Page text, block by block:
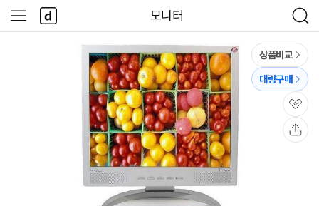
모니터
검
색
사
이
다
나
와
상품비교
대량구매
관
심